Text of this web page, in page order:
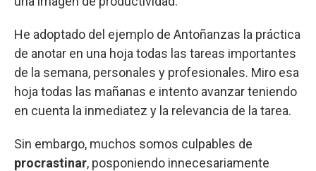
He adoptado del ejemplo de Antoñanzas la práctica
de anotar en una hoja todas las tareas importantes
de la semana, personales y profesionales. Miro esa
hoja todas las mañanas e intento avanzar teniendo
en cuenta la inmediatez y la relevancia de la tarea.
Sin embargo, muchos somos culpables de
procrastinar, posponiendo innecesariamente